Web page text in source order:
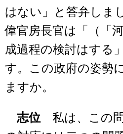
はない」と答弁しま
偉官房長官は「（「
成過程の検討はする
す。この政府の姿勢
ますか。
志位 私は、この